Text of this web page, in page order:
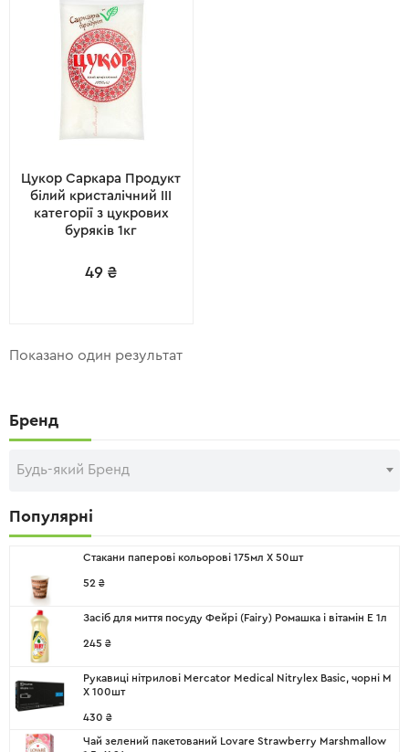
Цукор Саркара Продукт
білий кристалічний ІІІ
категорії з цукрових
буряків 1кг
49 ₴
Показано один результат
Бренд
Будь-який Бренд
Популярні
Стакани паперові кольорові 175мл X 50шт
52 ₴
Засіб для миття посуду Фейрі (Fairy) Ромашка і вітамін Е 1л
245 ₴
Рукавиці нітрилові Mercator Medical Nitrylex Basic, чорні M
X 100шт
430 ₴
Чай зелений пакетований Lovare Strawberry Marshmallow